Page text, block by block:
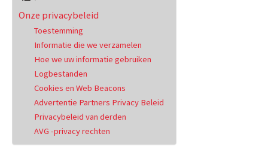
Onze privacybeleid
Toestemming
Informatie die we verzamelen
Hoe we uw informatie gebruiken
Logbestanden
Cookies en Web Beacons
Advertentie Partners Privacy Beleid
Privacybeleid van derden
AVG -privacy rechten